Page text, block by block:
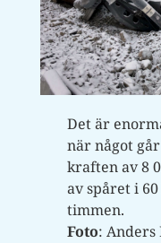
Det är
när något
kraften av 8
av spåret i
timmen.
Foto: Anders